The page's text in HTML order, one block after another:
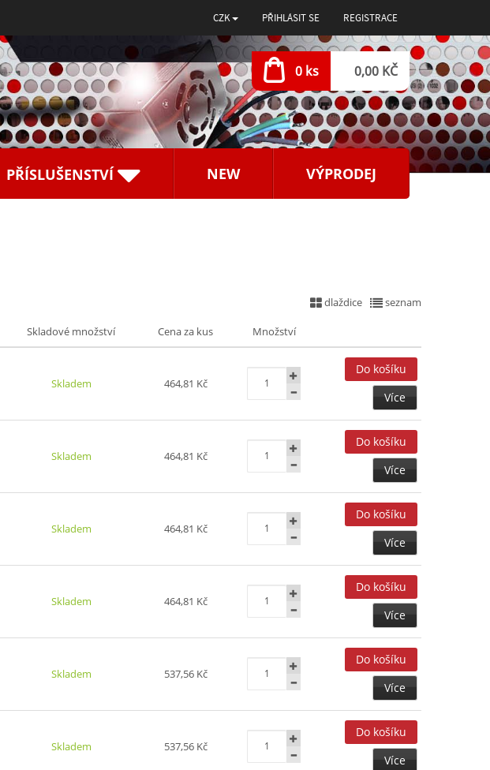
CZK PŘIHLÁSIT SE REGISTRACE
0 ks 0,00 KČ
PŘÍSLUŠENSTVÍ NEW VÝPRODEJ
dlaždice seznam
Skladové množství Cena za kus Množství
Skladem 464,81 Kč
Více
Skladem 464,81 Kč
Více
Skladem 464,81 Kč
Více
Skladem 464,81 Kč
Více
Skladem 537,56 Kč
Více
Skladem 537,56 Kč
Více